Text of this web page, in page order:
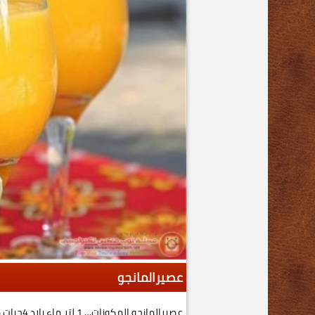
عصيرالمانجو